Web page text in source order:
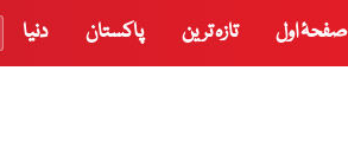
صفحۂ اول تازہ ترین پاکستان دنیا